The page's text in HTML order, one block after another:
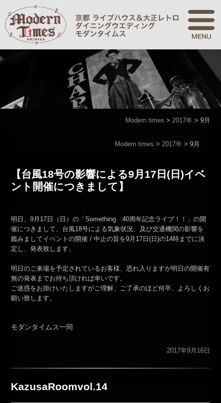
Modern times > 2017年> 9月
Modern times >2017年 >9月
【台風18号の影響による9月17日(日)イベ
ント開催につきまして】
明日、9月17日（日）の「Something 40周年記念ライブ！！」の開
催につきまして、台風18号による気象状況、及び交通機関の影響を
鑑みましてイベントの開催 / 中止の旨を9月17日(日)の14時までに決
定し、発表致します。
明日のご来場を予定されているお客様、恐れ入りますが明日の開催有
無の発表までお待ち頂ければ幸いです。
ご迷惑をお掛けいたしますがご理解、ご了承のほど何卒、よろしくお
願い致します。
モダンタイムス一同
2017年9月16日
KazusaRoomvol.14